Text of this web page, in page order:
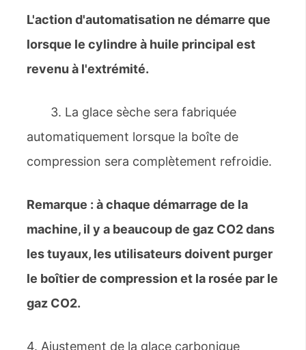
L'action d'automatisation ne démarre que
lorsque le cylindre à huile principal est
revenu à l'extrémité.
3. La glace sèche sera fabriquée
automatiquement lorsque la boîte de
compression sera complètement refroidie.
Remarque : à chaque démarrage de la
machine, il y a beaucoup de gaz CO2dans
les tuyaux, les utilisateurs doivent purger
le boîtier de compression et la rosée par le
gaz CO2.
4. Ajustement de la glace carbonique